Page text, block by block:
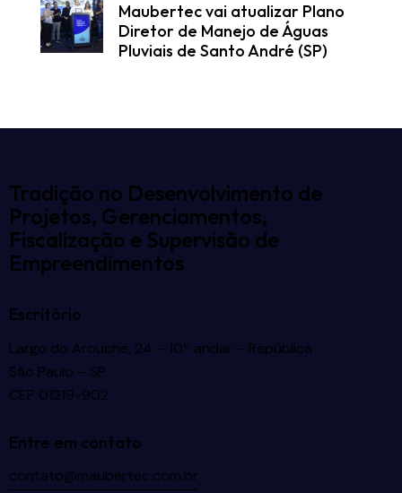
Maubertec vai atualizar Plano
Diretor de Manejo de Águas
Pluviais de Santo André (SP)
Tradição no Desenvolvimento de
Projetos, Gerenciamentos,
Fiscalização e Supervisão de
Empreendimentos
Escritório
Largo do Arouche, 24 – 10º andar – República
São Paulo – SP
CEP 01219-902
Entre em contato
contato@maubertec.com.br